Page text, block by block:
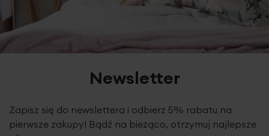
Newsletter
Zapisz się do newslettera i odbierz 5% rabatu na
pierwsze zakupy! Bądź na bieżąco, otrzymuj najlepsze